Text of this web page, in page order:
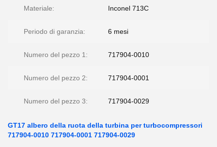
Materiale: Inconel 713C
Periodo di garanzia: 6 mesi
Numero del pezzo 1: 717904-0010
Numero del pezzo 2: 717904-0001
Numero del pezzo 3: 717904-0029
GT17 albero della ruota della turbina per turbocompressori
717904-0010 717904-0001 717904-0029